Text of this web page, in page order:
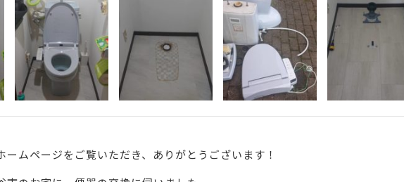
ームページをご覧いただき、ありがとうございます！